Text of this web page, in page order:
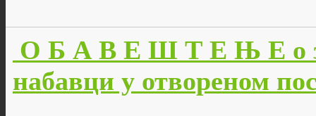
О Б А В Е Ш Т Е Њ Е о
набавци у отвореном